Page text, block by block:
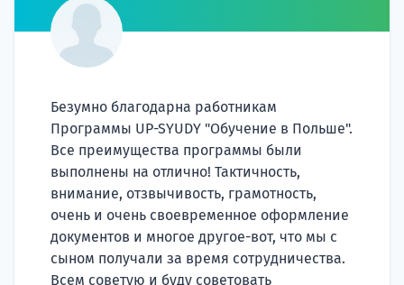
Безумно благодарна работникам
Программы UP-SYUDY "Обучение в Польше".
Все преимущества программы были
выполнены на отлично! Тактичность,
внимание, отзвычивость, грамотность,
очень и очень своевременное оформление
документов и многое другое-вот, что мы с
сыном получали за время сотрудничества.
Всем советую и буду советовать